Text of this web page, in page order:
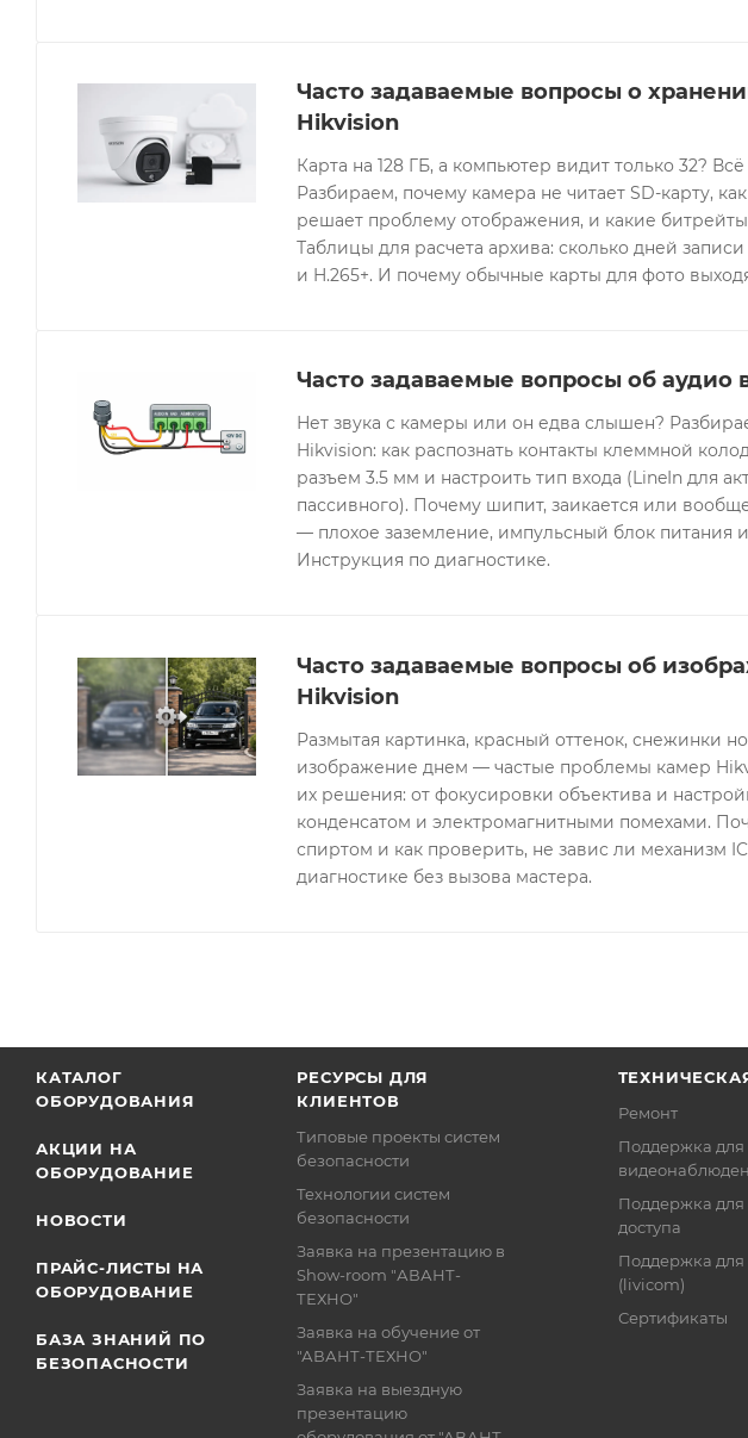
Часто задаваемые вопросы о
Hikvision
Карта на 128 ГБ, а компьютер видит только 32?
Разбираем, почему камера не читает SD-карту,
решает проблему отображения, и какие
Таблицы для расчета архива: сколько дней
и H.265+. И почему обычные карты для фото
Часто задаваемые вопросы об аудио
Нет звука с камеры или он едва слышен?
Hikvision: как распознать контакты клеммной
разъем 3.5 мм и настроить тип входа (LineIn для
пассивного). Почему шипит, заикается или
— плохое заземление, импульсный блок питания
Инструкция по диагностике.
Часто задаваемые вопросы об
Hikvision
Размытая картинка, красный оттенок, снежинки
изображение днем — частые проблемы камер
их решения: от фокусировки объектива и
конденсатом и электромагнитными помехами.
спиртом и как проверить, не завис ли механизм
диагностике без вызова мастера.
КАТАЛОГ
ОБОРУДОВАНИЯ
АКЦИИ НА
ОБОРУДОВАНИЕ
НОВОСТИ
ПРАЙС-ЛИСТЫ НА
ОБОРУДОВАНИЕ
БАЗА ЗНАНИЙ ПО
БЕЗОПАСНОСТИ
РЕСУРСЫ ДЛЯ
КЛИЕНТОВ
Типовые проекты систем
безопасности
Технологии систем
безопасности
Заявка на презентацию в
Show-room "АВАНТ-
ТЕХНО"
Заявка на обучение от
"АВАНТ-ТЕХНО"
Заявка на выездную
презентацию
Ремонт
Поддержка для
Поддержка для
доступа
Поддержка для
(livicom)
Сертификаты